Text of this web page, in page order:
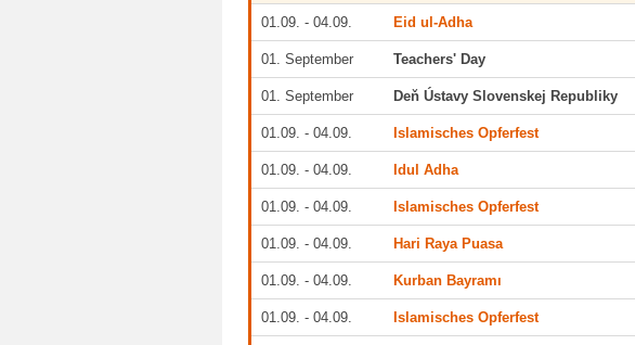
01.09. - 04.09. Eid ul-Adha
01. September Teachers' Day
01. September Deň Ústavy Slovenskej Republiky
01.09. - 04.09. Islamisches Opferfest
01.09. - 04.09. Idul Adha
01.09. - 04.09. Islamisches Opferfest
01.09. - 04.09. Hari Raya Puasa
01.09. - 04.09. Kurban Bayramı
01.09. - 04.09. Islamisches Opferfest